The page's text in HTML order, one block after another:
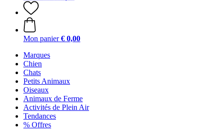
Mon panier € 0,00
Marques
Chien
Chats
Petits Animaux
Oiseaux
Animaux de Ferme
Activités de Plein Air
Tendances
% Offres